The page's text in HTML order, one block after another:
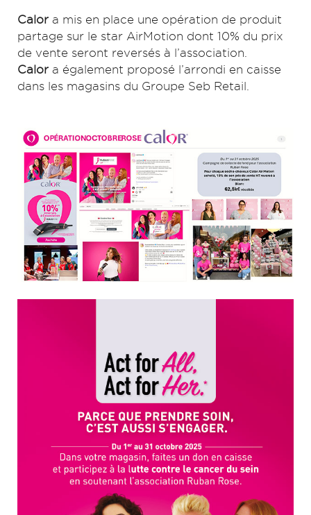
Calor a mis en place une opération de produit
partage sur le star AirMotion dont 10% du prix
de vente seront reversés à l’association.
Calor a également proposé l’arrondi en caisse
dans les magasins du Groupe Seb Retail.